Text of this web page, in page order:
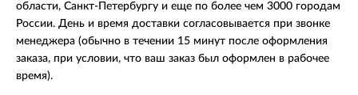
области, Санкт-Петербургу и еще по более чем 3000 городам
России. День и время доставки согласовывается при звонке
менеджера (обычно в течении 15 минут после оформления
заказа, при условии, что ваш заказ был оформлен в рабочее
время).